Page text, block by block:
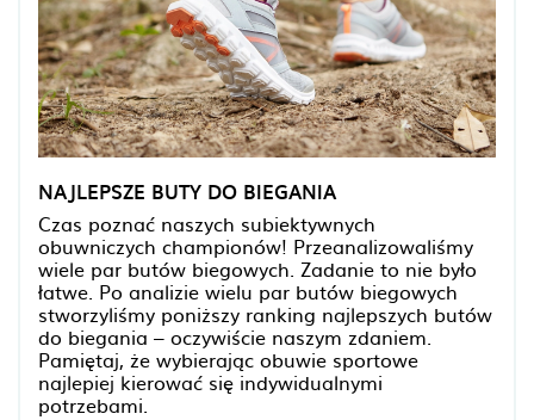
NAJLEPSZE BUTY DO BIEGANIA
Czas poznać naszych subiektywnych
obuwniczych championów! Przeanalizowaliśmy
wiele par butów biegowych. Zadanie to nie było
łatwe. Po analizie wielu par butów biegowych
stworzyliśmy poniższy ranking najlepszych butów
do biegania – oczywiście naszym zdaniem.
Pamiętaj, że wybierając obuwie sportowe
najlepiej kierować się indywidualnymi
potrzebami.